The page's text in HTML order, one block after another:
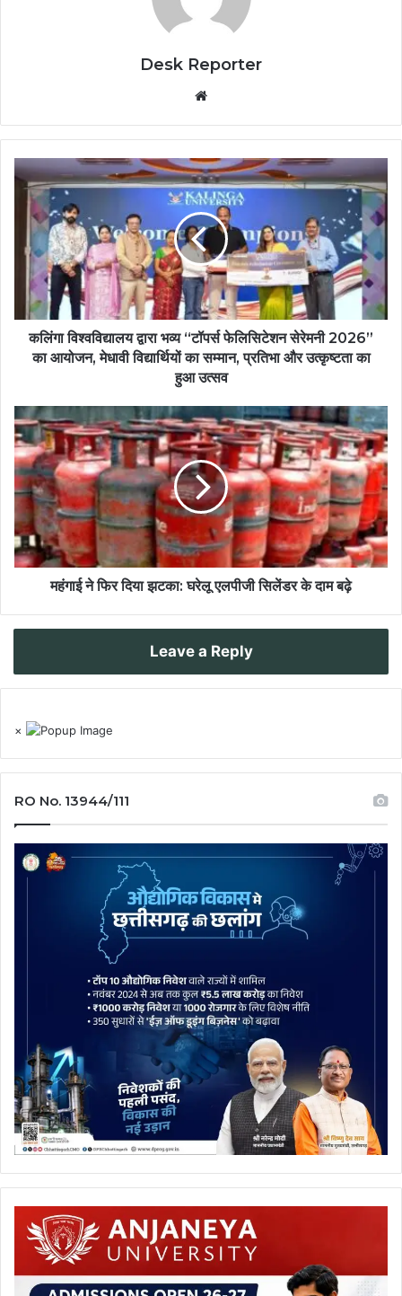
Desk Reporter
कलिंगा विश्वविद्यालय द्वारा भव्य “टॉपर्स फेलिसिटेशन सेरेमनी 2026”
का आयोजन, मेधावी विद्यार्थियों का सम्मान, प्रतिभा और उत्कृष्टता का
हुआ उत्सव
महंगाई ने फिर दिया झटका: घरेलू एलपीजी सिलेंडर के दाम बढ़े
Leave a Reply
×
RO No. 13944/111